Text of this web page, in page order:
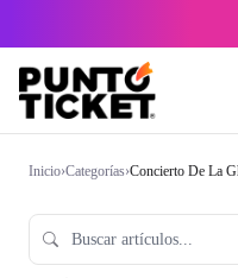
Inicio›Categorías›Concierto De La